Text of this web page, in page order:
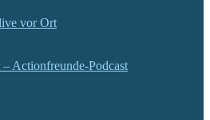
vor Ort
– Actionfreunde-Podcast